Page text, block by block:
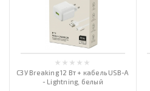
СЗУ Breaking 12 Вт + кабель USB-A
- Lightning, белый